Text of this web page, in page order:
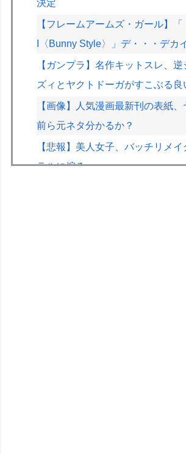
決定
【フレームアームズ・ガール】
I〈Bunny Style〉」デ・・・デカ
【ガンプラ】名作キットスレ、
ズィとヤクトドーガがすこぶる良
【画像】人気漫画最新刊の表紙
前ら元ネタ分かるか？
【悲報】美人女子、バッチリメ
ラルに煽るｗｗｗｗ